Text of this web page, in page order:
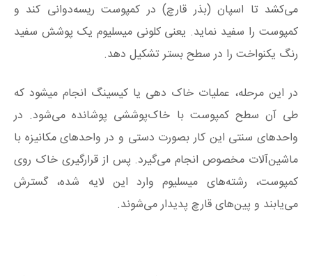
می‌کشد تا اسپان (بذر قارچ) در کمپوست ریسه‌دوانی کند و
کمپوست را سفید نماید. یعنی کلونی میسلیوم یک پوشش سفید
رنگ یکنواخت را در سطح بستر تشکیل دهد.
در این مرحله، عملیات خاک دهی یا کیسینگ انجام میشود که
طی آن سطح کمپوست با خاک‌‌پوششی پوشانده می‌شود. در
واحدهای سنتی این کار بصورت دستی و در واحدهای مکانیزه با
ماشین‌آلات مخصوص انجام می‌گیرد. پس از قرارگیری خاک روی
کمپوست، رشته‌های میسلیوم وارد این لایه شده، گسترش
می‌یابند و پین‌های قارچ پدیدار می‌شوند.